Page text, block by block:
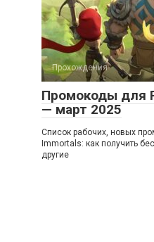
Прохождения
Промокоды для
— март 2025
Список рабочих, новых
Immortals: как получить
другие